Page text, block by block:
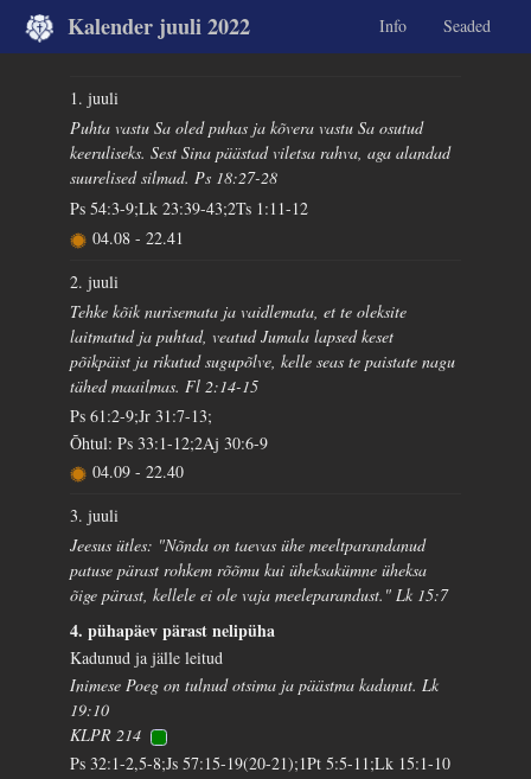
Kalender juuli 2022 Info Seaded
1. juuli
Puhta vastu Sa oled puhas ja kõvera vastu Sa osutud
keeruliseks. Sest Sina päästad viletsa rahva, aga alandad
suurelised silmad. Ps 18:27-28
Ps 54:3-9;Lk 23:39-43;2Ts 1:11-12
04.08 - 22.41
2. juuli
Tehke kõik nurisemata ja vaidlemata, et te oleksite
laitmatud ja puhtad, veatud Jumala lapsed keset
põikpäist ja rikutud sugupõlve, kelle seas te paistate nagu
tähed maailmas. Fl 2:14-15
Ps 61:2-9;Jr 31:7-13;
Õhtul: Ps 33:1-12;2Aj 30:6-9
04.09 - 22.40
3. juuli
Jeesus ütles: "Nõnda on taevas ühe meeltparandanud
patuse pärast rohkem rõõmu kui üheksakümne üheksa
õige pärast, kellele ei ole vaja meeleparandust." Lk 15:7
4. pühapäev pärast nelipüha
Kadunud ja jälle leitud
Inimese Poeg on tulnud otsima ja päästma kadunut. Lk
19:10
KLPR 214
Ps 32:1-2,5-8;Js 57:15-19(20-21);1Pt 5:5-11;Lk 15:1-10